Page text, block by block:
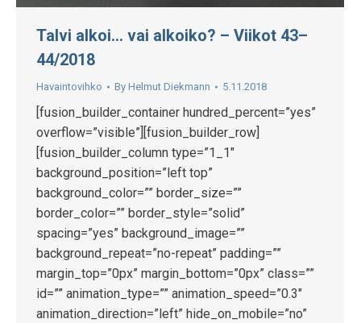
Talvi alkoi… vai alkoiko? – Viikot 43–
44/2018
Havaintovihko By Helmut Diekmann 5.11.2018
[fusion_builder_container hundred_percent=”yes”
overflow=”visible”][fusion_builder_row]
[fusion_builder_column type=”1_1″
background_position=”left top”
background_color=”” border_size=””
border_color=”” border_style=”solid”
spacing=”yes” background_image=””
background_repeat=”no-repeat” padding=””
margin_top=”0px” margin_bottom=”0px” class=””
id=”” animation_type=”” animation_speed=”0.3″
animation_direction=”left” hide_on_mobile=”no”